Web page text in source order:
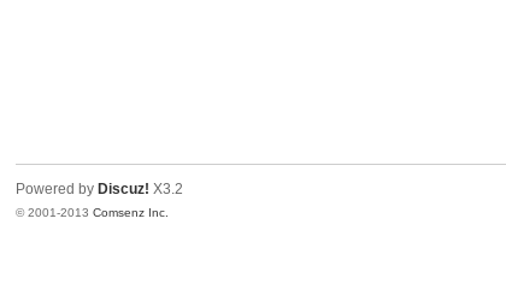
Powered by Discuz! X3.2
© 2001-2013Comsenz Inc.